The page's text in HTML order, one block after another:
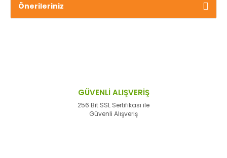
Önerileriniz
GÜVENLİ ALIŞVERİŞ
256 Bit SSL Sertifikası ile
Güvenli Alışveriş